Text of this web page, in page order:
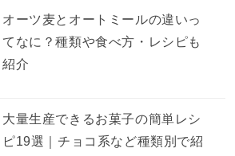
オーツ麦とオートミールの違いっ
てなに？種類や食べ方・レシピも
紹介
大量生産できるお菓子の簡単レシ
ピ19選｜チョコ系など種類別で紹